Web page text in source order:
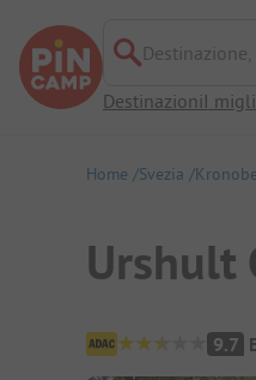
Destinazione,
DestinazioniI
Home Svezia
Urshult
9.7